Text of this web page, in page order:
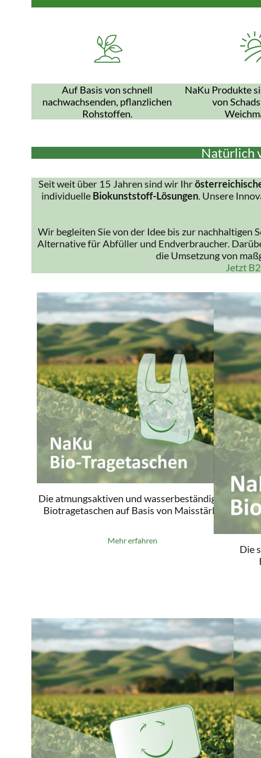
Auf Basis von schnell
nachwachsenden, pflanzlichen
Rohstoffen.
NaKu Produkte
von
Natürlich
Seit weit über 15 Jahren sind wir Ihr
individuelle Biokunststoff-Lösungen. Unsere
Wir begleiten Sie von der Idee bis zur nachhaltigen
Alternative für Abfüller und Endverbraucher.
die Umsetzung von
Jetzt
Die atmungsaktiven und wasserbeständigen
Biotragetaschen auf Basis von Maisstärke
Mehr erfahren
Die